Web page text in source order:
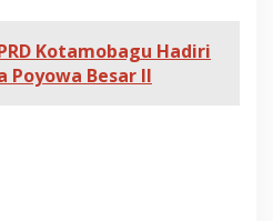
Kotamobagu Hadiri
Poyowa Besar II